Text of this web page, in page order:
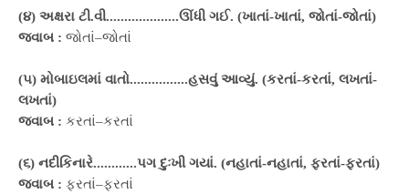
(૪) અક્ષરા ટી.વી....................ઊંધી ગઈ. (ખાતાં-ખાતાં, જોતાં-જોતાં)
જવાબ : જોતાં–જોતાં
(૫) મોબાઇલમાં વાતો................હસવું આવ્યું. (કરતાં-કરતાં, લખતાં-
લખતાં)
જવાબ : કરતાં–કરતાં
(૬) નદીકિનારે............પગ દુઃખી ગયાં. (નહાતાં-નહાતાં, ફરતાં-ફરતાં)
જવાબ : ફરતાં–ફરતાં